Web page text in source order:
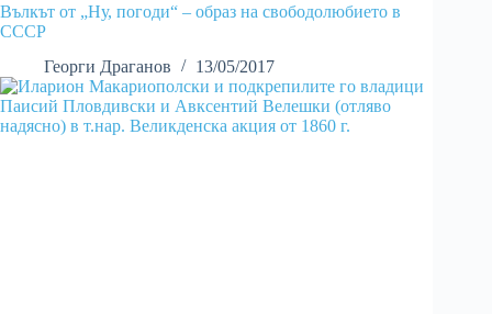
Вълкът от „Ну, погоди“ – образ на свободолюбието в
СССР
Георги Драганов
13/05/2017